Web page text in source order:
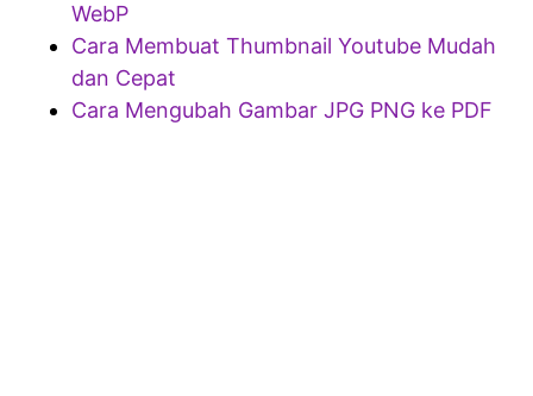
WebP
Cara Membuat Thumbnail Youtube Mudah
dan Cepat
Cara Mengubah Gambar JPG PNG ke PDF